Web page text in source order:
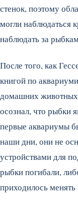
стенок, поэтому
могли наблюдаться
наблюдать за
После того, как
книгой по
домашних
осознал, что рыбки
первые аквариумы
наши дни, они не
устройствами для
рыбки погибали,
приходилось